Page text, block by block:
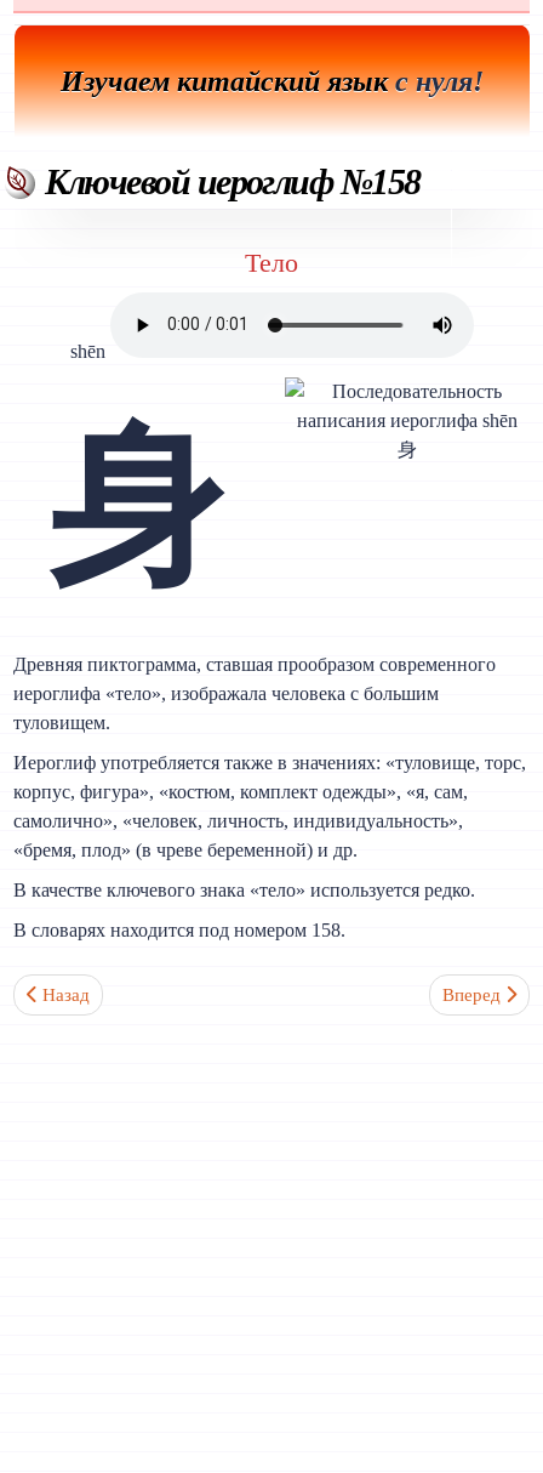
Изучаем китайский языкс нуля!
Ключевой иероглиф №158
Тело
shēn
身
Древняя пиктограмма, ставшая прообразом современного
иероглифа «тело», изображала человека с большим
туловищем.
Иероглиф употребляется также в значениях: «туловище, торс,
корпус, фигура», «костюм, комплект одежды», «я, сам,
самолично», «человек, личность, индивидуальность»,
«бремя, плод» (в чреве беременной) и др.
В качестве ключевого знака «тело» используется редко.
В словарях находится под номером 158.
Предыдущий: Нога 足 Ключевой иероглиф №157
Назад Следующий:
Вперед